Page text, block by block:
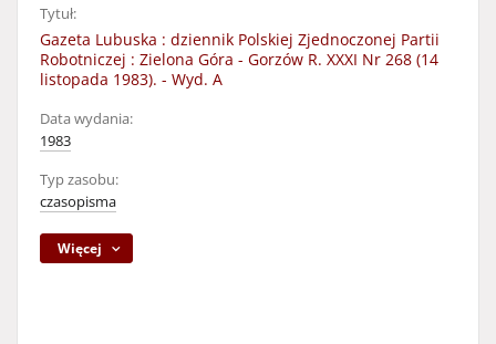
Tytuł:
Gazeta Lubuska : dziennik Polskiej Zjednoczonej Partii
Robotniczej : Zielona Góra - Gorzów R. XXXI Nr 268 (14
listopada 1983). - Wyd. A
Data wydania:
1983
Typ zasobu:
czasopisma
Więcej